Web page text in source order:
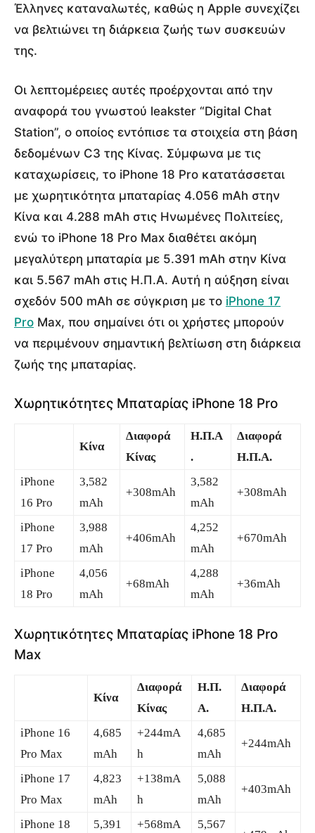
Έλληνες καταναλωτές, καθώς η Apple συνεχίζει
να βελτιώνει τη διάρκεια ζωής των συσκευών
της.
Οι λεπτομέρειες αυτές προέρχονται από την
αναφορά του γνωστού leakster “Digital Chat
Station”, ο οποίος εντόπισε τα στοιχεία στη βάση
δεδομένων C3 της Κίνας. Σύμφωνα με τις
καταχωρίσεις, το iPhone 18 Pro κατατάσσεται
με χωρητικότητα μπαταρίας 4.056 mAh στην
Κίνα και 4.288 mAh στις Ηνωμένες Πολιτείες,
ενώ το iPhone 18 Pro Max διαθέτει ακόμη
μεγαλύτερη μπαταρία με 5.391 mAh στην Κίνα
και 5.567 mAh στις Η.Π.Α. Αυτή η αύξηση είναι
σχεδόν 500 mAh σε σύγκριση με το iPhone 17
Pro Max, που σημαίνει ότι οι χρήστες μπορούν
να περιμένουν σημαντική βελτίωση στη διάρκεια
ζωής της μπαταρίας.
Χωρητικότητες Μπαταρίας iPhone 18 Pro
Κίνα
Διαφορά
Κίνας
Η.Π.Α
.
Διαφορά
Η.Π.Α.
iPhone
16 Pro
3,582
mAh
+308mAh
3,582
mAh
+308mAh
‌iPhone
17 Pro‌
3,988
mAh
+406mAh
4,252
mAh
+670mAh
‌iPhone
18 Pro‌
4,056
mAh
+68mAh
4,288
mAh
+36mAh
Χωρητικότητες Μπαταρίας iPhone 18 Pro
Max
Κίνα
Διαφορά
Κίνας
Η.Π.
Α.
Διαφορά
Η.Π.Α.
‌iPhone 16‌
Pro Max
4,685
mAh
+244mA
h
4,685
mAh
+244mAh
‌iPhone 17
Pro‌ Max
4,823
mAh
+138mA
h
5,088
mAh
+403mAh
‌iPhone 18 5,391 +568mA 5,567